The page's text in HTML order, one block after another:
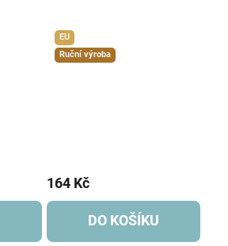
EU
Ruční výroba
164 Kč
DO KOŠÍKU